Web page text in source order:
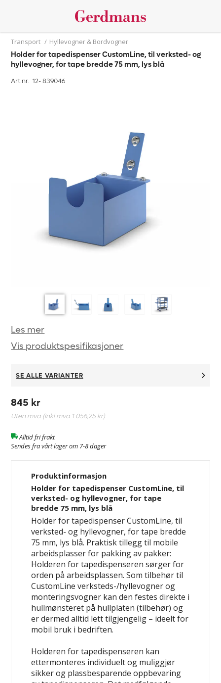
Transport / Hyllevogner & Bordvogner
Holder for tapedispenser CustomLine, til verksted- og
hyllevogner, for tape bredde 75 mm, lys blå
Art.nr. 12-839046
Les mer
Vis produktspesifikasjoner
SE ALLE VARIANTER
845 kr
Uten mva (Inkl mva 1 056,25 kr)
Alltid fri frakt
Sendes fra vårt lager om 7-8 dager
Produktinformasjon
Holder for tapedispenser CustomLine, til
verksted- og hyllevogner, for tape
bredde 75 mm, lys blå
Holder for tapedispenser CustomLine, til
verksted- og hyllevogner, for tape bredde
75 mm, lys blå. Praktisk tillegg til mobile
arbeidsplasser for pakking av pakker:
Holderen for tapedispenseren sørger for
orden på arbeidsplassen. Som tilbehør til
CustomLine verksteds-/hyllevogner og
monteringsvogner kan den festes direkte i
hullmønsteret på hullplaten (tilbehør) og
er dermed alltid lett tilgjengelig – ideelt for
mobil bruk i bedriften.
Holderen for tapedispenseren kan
ettermonteres individuelt og muliggjør
sikker og plassbesparende oppbevaring